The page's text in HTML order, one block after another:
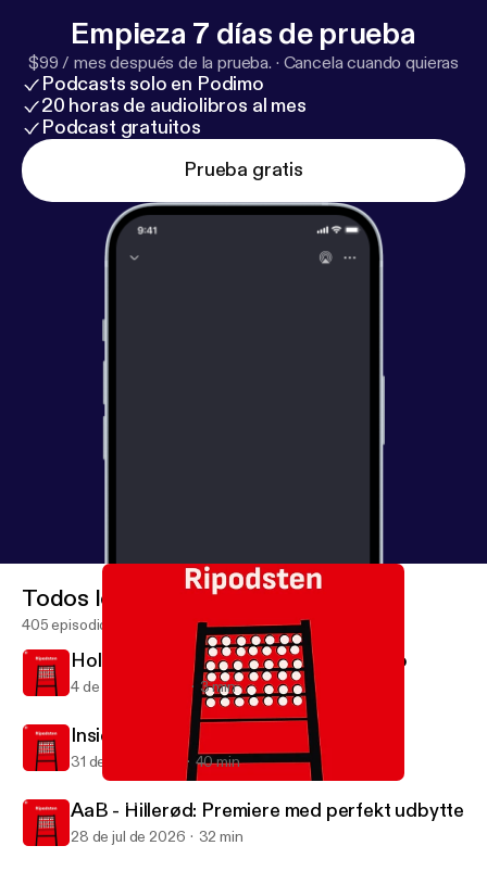
Empieza 7 días de prueba
$99 / mes después de la prueba. · Cancela cuando quieras
Podcasts solo en Podimo
20 horas de audiolibros al mes
Podcast gratuitos
Prueba gratis
Ripodsten
Todos los episodios
405 episodios
Holstebro B - AaB: Lille flirt med fiasko
4 de ago de 2026 3 min
Inside: Comebacks i sigte og nyt tiltag
31 de jul de 2026 40 min
AaB - Hillerød: Premiere med perfekt udbytte
28 de jul de 2026 32 min